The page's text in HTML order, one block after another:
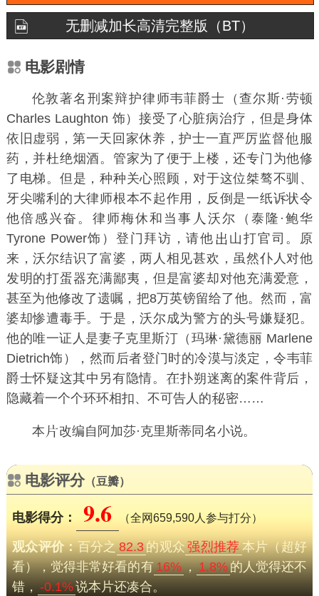
无删减加长高清完整版（BT）
电影剧情
伦敦著名刑案辩护律师韦菲爵士（查尔斯·劳顿
Charles Laughton 饰）接受了心脏病治疗，但是身体
依旧虚弱，第一天回家休养，护士一直严厉监督
服
药，并杜绝烟酒。管家为了便于上楼，还专门为他修
了电梯。但是，种种关心照顾，对于这位桀骜不驯、
牙尖嘴利的大律师根本不起作用，反倒是一纸诉状令
他倍感兴奋。律师梅休和当事
沃尔（泰隆·鲍华
Tyrone Power饰）登门拜访，请他
山打官司。原
来，沃尔结识了富婆，两人相见甚欢，虽然仆人对他
发明的打蛋器充满鄙夷，但是富婆却对他充满爱意，
甚至为他修改了遗嘱，把8万英镑留给了他。然而，富
婆却惨遭毒手。于是，沃尔成为警方的头号嫌疑犯。
他的唯一证人是妻子克里斯汀（玛琳·黛德丽 Marlene
Dietrich饰），然而后者登门时的冷漠与淡定，令韦菲
爵士怀疑这其中另有隐情。
扑朔迷离的案件背后，
隐藏着一个个环环相扣、不可告人的
密……
本 改编自阿加莎·克里斯蒂同名小说。
电影评分（豆瓣）
电影得分： 9.6 （全网659,590人参与打分）
观众评价：百分之82.3的观众强烈推荐本片（超好
看），觉得非常好看的有16%，1.8%的人觉得还不
错，-0.1%说本片还凑合。